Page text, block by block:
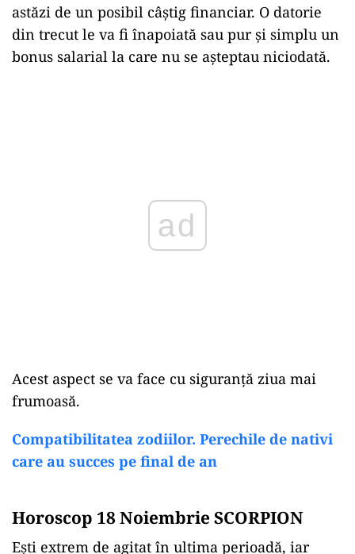
astăzi de un posibil câștig financiar. O datorie
din trecut le va fi înapoiată sau pur și simplu un
bonus salarial la care nu se așteptau niciodată.
ad
Acest aspect se va face cu siguranță ziua mai
frumoasă.
Compatibilitatea zodiilor. Perechile de nativi
care au succes pe final de an
Horoscop 18 Noiembrie SCORPION
Ești extrem de agitat în ultima perioadă, iar